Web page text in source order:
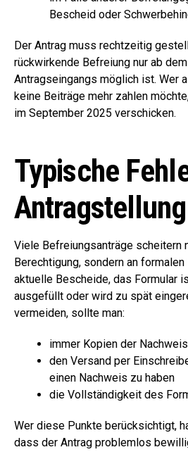
Bescheid oder
Der Antrag muss rechtzeitig
rückwirkende Befreiung nur ab
Antragseingangs möglich ist. Wer
keine Beiträge mehr zahlen
im September 2025 verschicken.
Typische
Antragstellung
Viele Befreiungsanträge scheitern
Berechtigung, sondern an
aktuelle Bescheide, das Formular
ausgefüllt oder wird zu spät
vermeiden, sollte man:
immer Kopien der
den Versand per
einen Nachweis zu haben
die Vollständigkeit des
Wer diese Punkte berücksichtigt,
dass der Antrag problemlos